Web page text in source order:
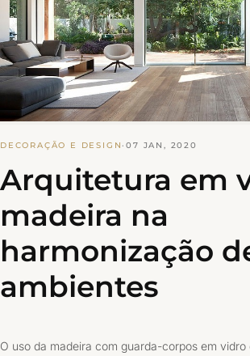
DECORAÇÃO E DESIGN·07 JAN, 2020
Arquitetura em
madeira na
harmonização
ambientes
O uso da madeira com guarda-corpos em vidro